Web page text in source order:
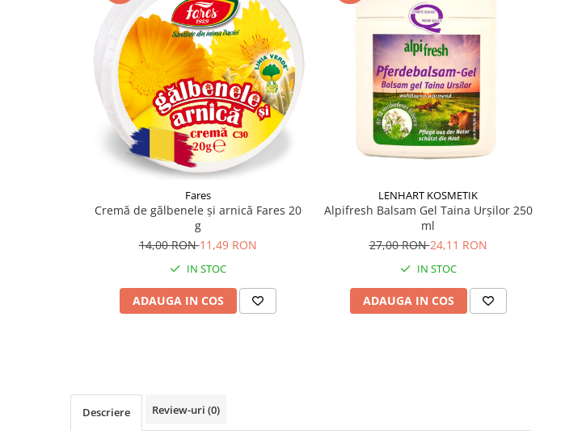
Supliment Vitamina D3
Supliment Vitamina E
Tincturi si Gemoderivate
Tuse gat si respiratie
Vitamine si minerale
Fares
Cremă de gălbenele și arnică Fares 20
g
14,00 RON11,49 RON
IN STOC
ADAUGA IN COS
LENHART KOSMETIK
Alpifresh Balsam Gel Taina Urșilor 250
ml
27,00 RON24,11 RON
IN STOC
ADAUGA IN COS
Descriere Review-uri (0)